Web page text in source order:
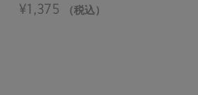
¥1,375 （税込）